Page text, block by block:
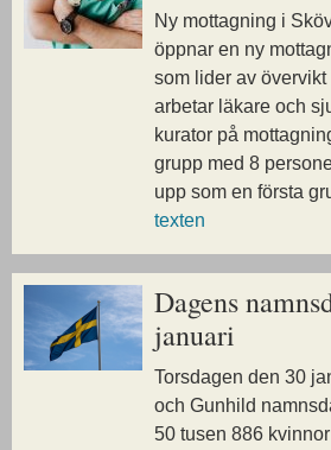
Ny mottagning i
öppnar en ny
som lider av
arbetar läkare och
kurator på
grupp med 8
upp som en första
texten
Dagens
januari
Torsdagen den 30
och Gunhild
50 tusen 886